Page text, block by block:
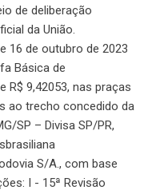
de deliberação
da União.
16 de outubro de 2023
Básica de
R$ 9,42053, nas praças
ao trecho concedido da
SP – Divisa SP/PR,
S/A., com base
I - 15ª Revisão